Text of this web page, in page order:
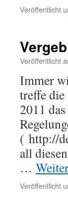
Veröffentlicht
Veröffentlicht
Immer
treffe
2011
( http://
all
…
Veröffentlicht